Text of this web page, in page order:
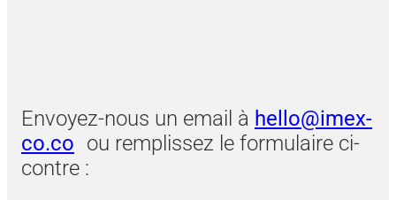
Envoyez-nous un email à hello@imex-
co.co ou remplissez le formulaire ci-
contre :